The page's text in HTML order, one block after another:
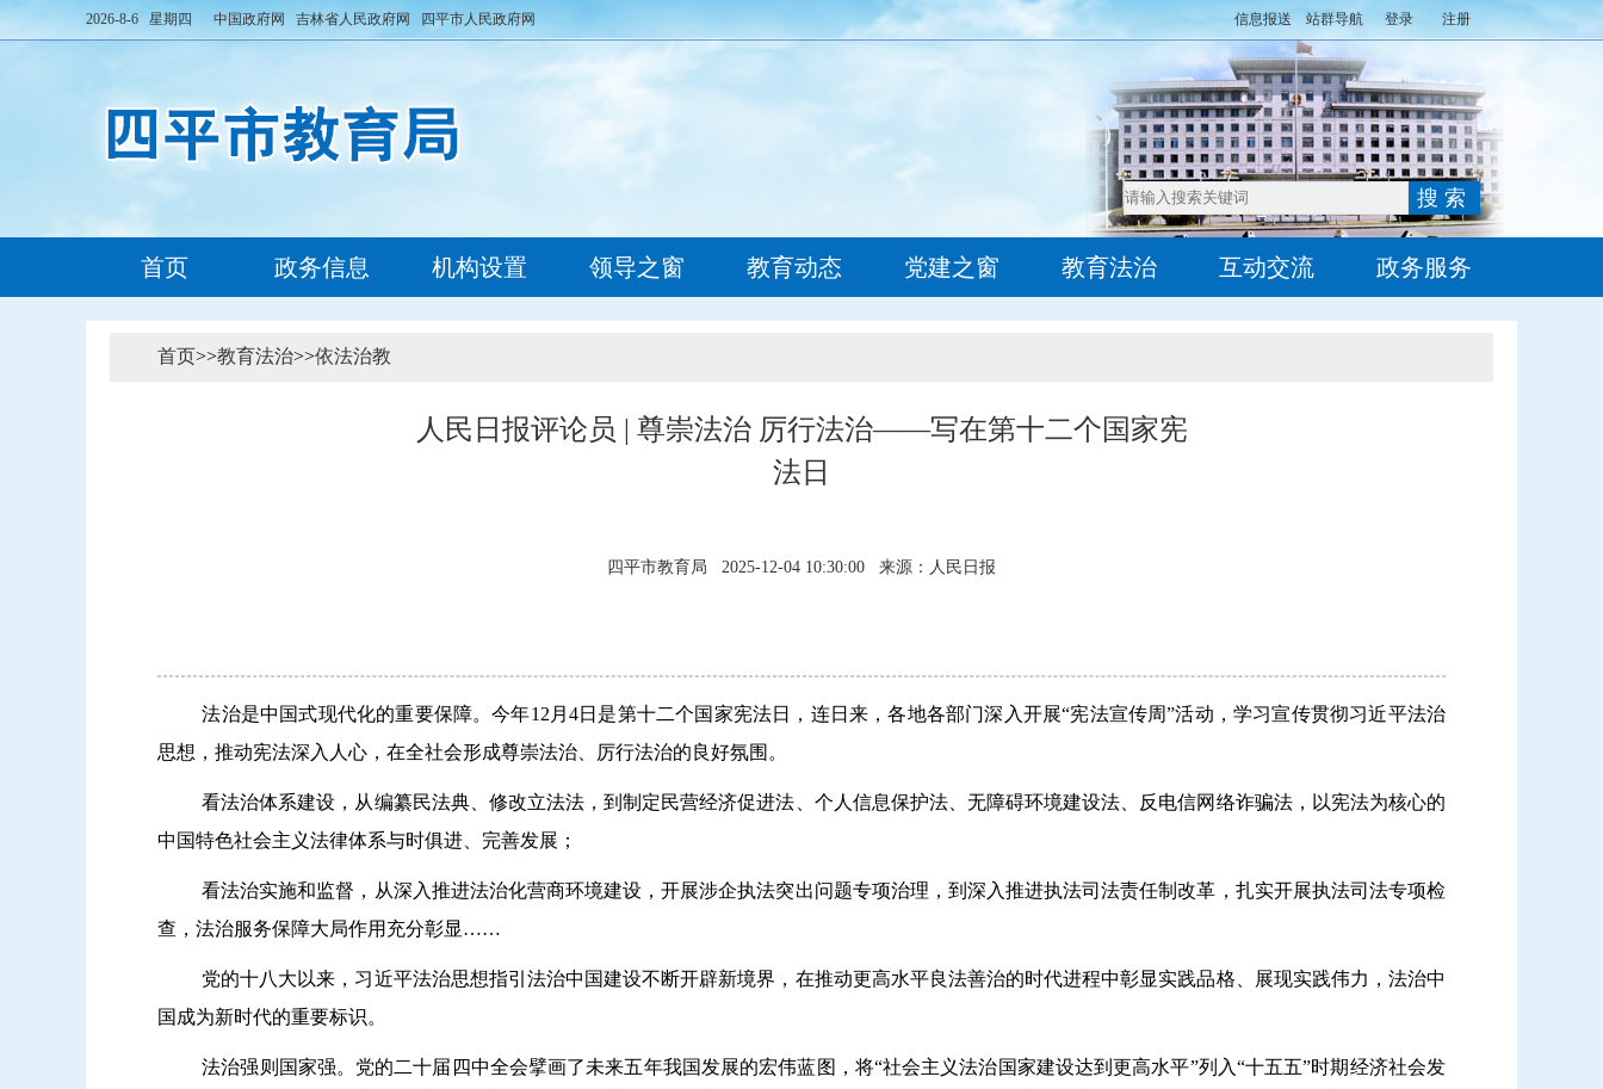
2026-8-6 星期四 中国政府网 吉林省人民政府网 四平市人民政府网 信息报送 站群导航 登录 注册
首页 政务信息 机构设置 领导之窗 教育动态 党建之窗 教育法治 互动交流 政务服务
首页>>教育法治>>依法治教
人民日报评论员 | 尊崇法治 厉行法治——写在第十二个国家宪
法日
四平市教育局 2025-12-04 10:30:00 来源：人民日报
法治是中国式现代化的重要保障。今年12月4日是第十二个国家宪法日，连日来，各地各部门深入开展“宪法宣传周”活动，学习宣传贯彻习近平法治
思想，推动宪法深入人心，在全社会形成尊崇法治、厉行法治的良好氛围。
看法治体系建设，从编纂民法典、修改立法法，到制定民营经济促进法、个人信息保护法、无障碍环境建设法、反电信网络诈骗法，以宪法为核心的
中国特色社会主义法律体系与时俱进、完善发展；
看法治实施和监督，从深入推进法治化营商环境建设，开展涉企执法突出问题专项治理，到深入推进执法司法责任制改革，扎实开展执法司法专项检
查，法治服务保障大局作用充分彰显……
党的十八大以来，习近平法治思想指引法治中国建设不断开辟新境界，在推动更高水平良法善治的时代进程中彰显实践品格、展现实践伟力，法治中
国成为新时代的重要标识。
法治强则国家强。党的二十届四中全会擘画了未来五年我国发展的宏伟蓝图，将“社会主义法治国家建设达到更高水平”列入“十五五”时期经济社会发